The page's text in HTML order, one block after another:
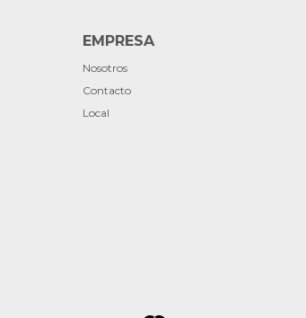
EMPRESA
Nosotros
Contacto
Local